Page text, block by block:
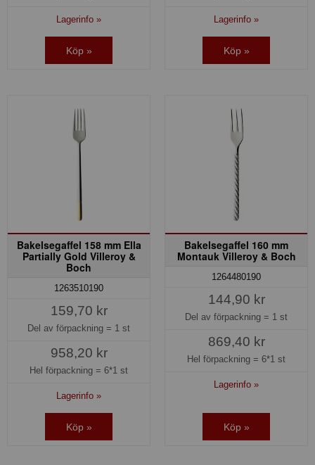
Lagerinfo »
Köp »
Lagerinfo »
Köp »
Bakelsegaffel 158 mm Ella
Partially Gold Villeroy &
Boch
1263510190
159,70 kr
Del av förpackning = 1 st
958,20 kr
Hel förpackning = 6*1 st
Lagerinfo »
Köp »
Bakelsegaffel 160 mm
Montauk Villeroy & Boch
1264480190
144,90 kr
Del av förpackning = 1 st
869,40 kr
Hel förpackning = 6*1 st
Lagerinfo »
Köp »